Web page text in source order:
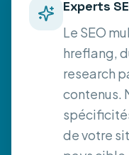
Experts
Le SEO
hreflang,
research
contenus.
de votre